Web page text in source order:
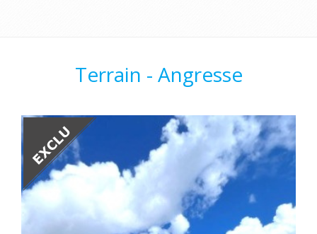
Terrain - Angresse